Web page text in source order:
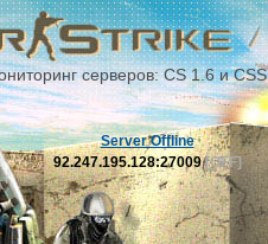
серверов: CS 1.6 и CSS
Server Offline
92.247.195.128:27009[OFF]